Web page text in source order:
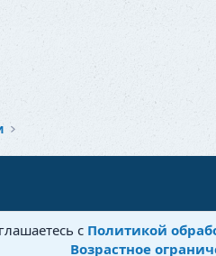
©Бытовушка
с Политикой
Возрастное